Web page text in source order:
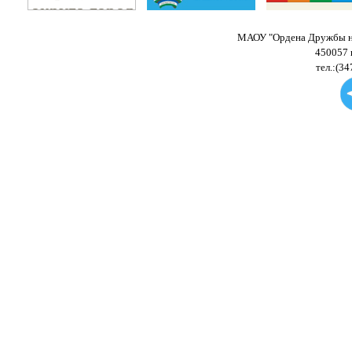
МАОУ "Ордена Дружбы
450057